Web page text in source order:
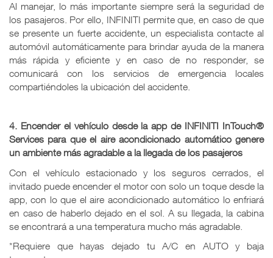
Al manejar, lo más importante siempre será la seguridad de
los pasajeros. Por ello, INFINITI permite que, en caso de que
se presente un fuerte accidente, un especialista contacte al
automóvil automáticamente para brindar ayuda de la manera
más rápida y eficiente y en caso de no responder, se
comunicará con los servicios de emergencia locales
compartiéndoles la ubicación del accidente.
4. Encender el vehículo desde la app de INFINITI InTouch®
Services para que el aire acondicionado automático genere
un ambiente más agradable a la llegada de los pasajeros
Con el vehículo estacionado y los seguros cerrados, el
invitado puede encender el motor con solo un toque desde la
app, con lo que el aire acondicionado automático lo enfriará
en caso de haberlo dejado en el sol. A su llegada, la cabina
se encontrará a una temperatura mucho más agradable.
*Requiere que hayas dejado tu A/C en AUTO y baja